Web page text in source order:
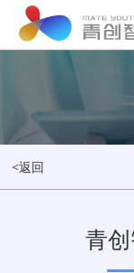
<返回
青